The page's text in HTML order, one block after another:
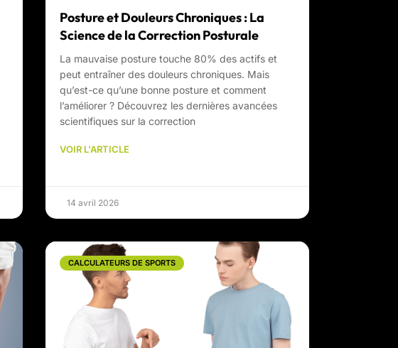
Posture et Douleurs Chroniques : La
Science de la Correction Posturale
La mauvaise posture touche 80% des actifs et
peut entraîner des douleurs chroniques. Mais
qu’est-ce qu’une bonne posture et comment
l’améliorer ? Découvrez les dernières avancées
scientifiques sur la correction
VOIR L'ARTICLE
14 avril 2026
CALCULATEURS DE SPORTS